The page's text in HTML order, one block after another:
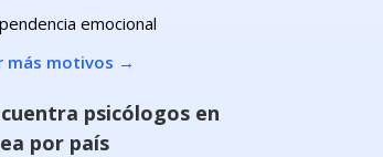
emocional
más motivos →
psicólogos en
por país